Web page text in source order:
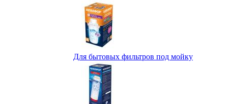
Для бытовых фильтров под мойку